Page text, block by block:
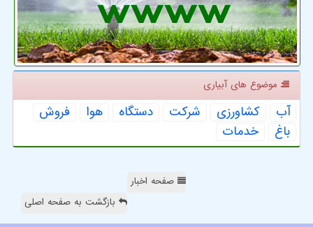
موضوع های آبیاری
آب كشاورزی شركت دستگاه هوا
فروش
باغ
خدمات
صفحه اخبار
بازگشت به صفحه اصلی